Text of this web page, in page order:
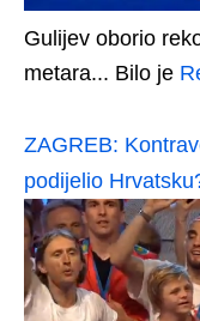
Gulijev oborio
metara... Bilo je
ZAGREB:
podijelio